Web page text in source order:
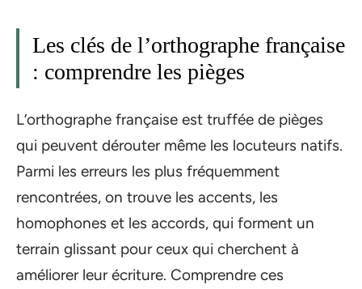
Les clés de l’orthographe française
: comprendre les pièges
L’orthographe française est truffée de pièges
qui peuvent dérouter même les locuteurs natifs.
Parmi les erreurs les plus fréquemment
rencontrées, on trouve les accents, les
homophones et les accords, qui forment un
terrain glissant pour ceux qui cherchent à
améliorer leur écriture. Comprendre ces